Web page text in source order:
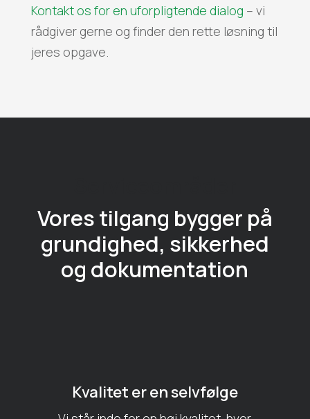
Kontakt os for en uforpligtende dialog – vi
rådgiver gerne og finder den rette løsning til
jeres opgave.
Vores tilgang bygger på
grundighed, sikkerhed
og dokumentation
Kvalitet er en selvfølge